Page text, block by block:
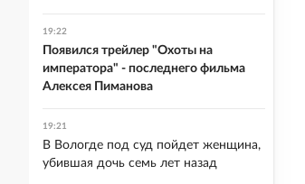
19:22
Появился трейлер "Охоты на
императора" - последнего фильма
Алексея Пиманова
19:21
В Вологде под суд пойдет женщина,
убившая дочь семь лет назад